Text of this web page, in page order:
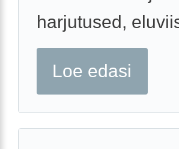
harjutused,
Loe edasi